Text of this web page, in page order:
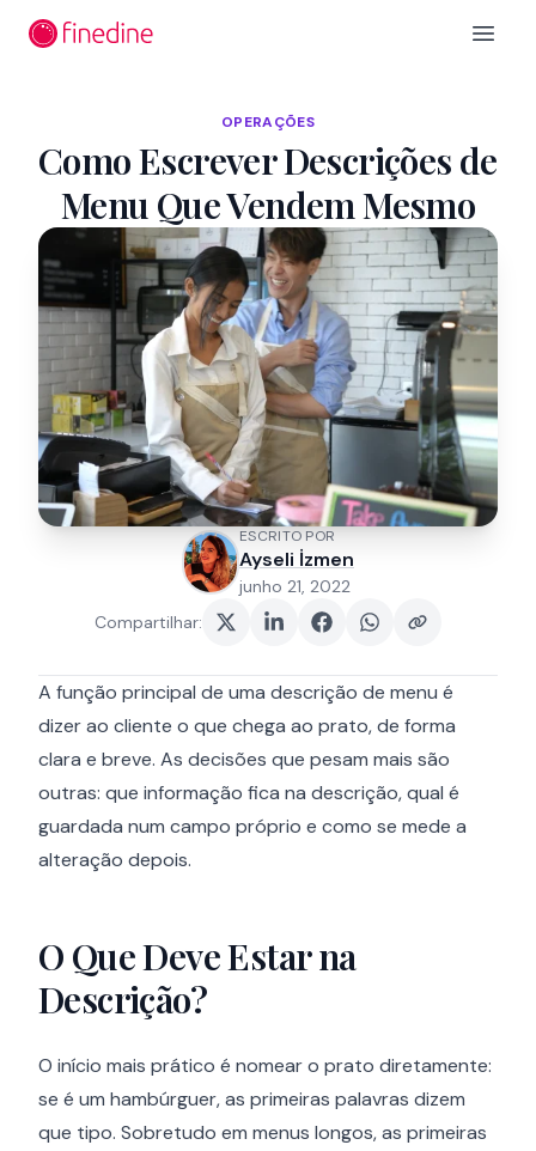
Open
OPERAÇÕES
Como Escrever Descrições de
Menu Que Vendem Mesmo
ESCRITO POR
Ayseli İzmen
junho 21, 2022
Compartilhar:
A função principal de uma descrição de menu é
dizer ao cliente o que chega ao prato, de forma
clara e breve. As decisões que pesam mais são
outras: que informação fica na descrição, qual é
guardada num campo próprio e como se mede a
alteração depois.
O Que Deve Estar na
Descrição?
O início mais prático é nomear o prato diretamente:
se é um hambúrguer, as primeiras palavras dizem
que tipo. Sobretudo em menus longos, as primeiras